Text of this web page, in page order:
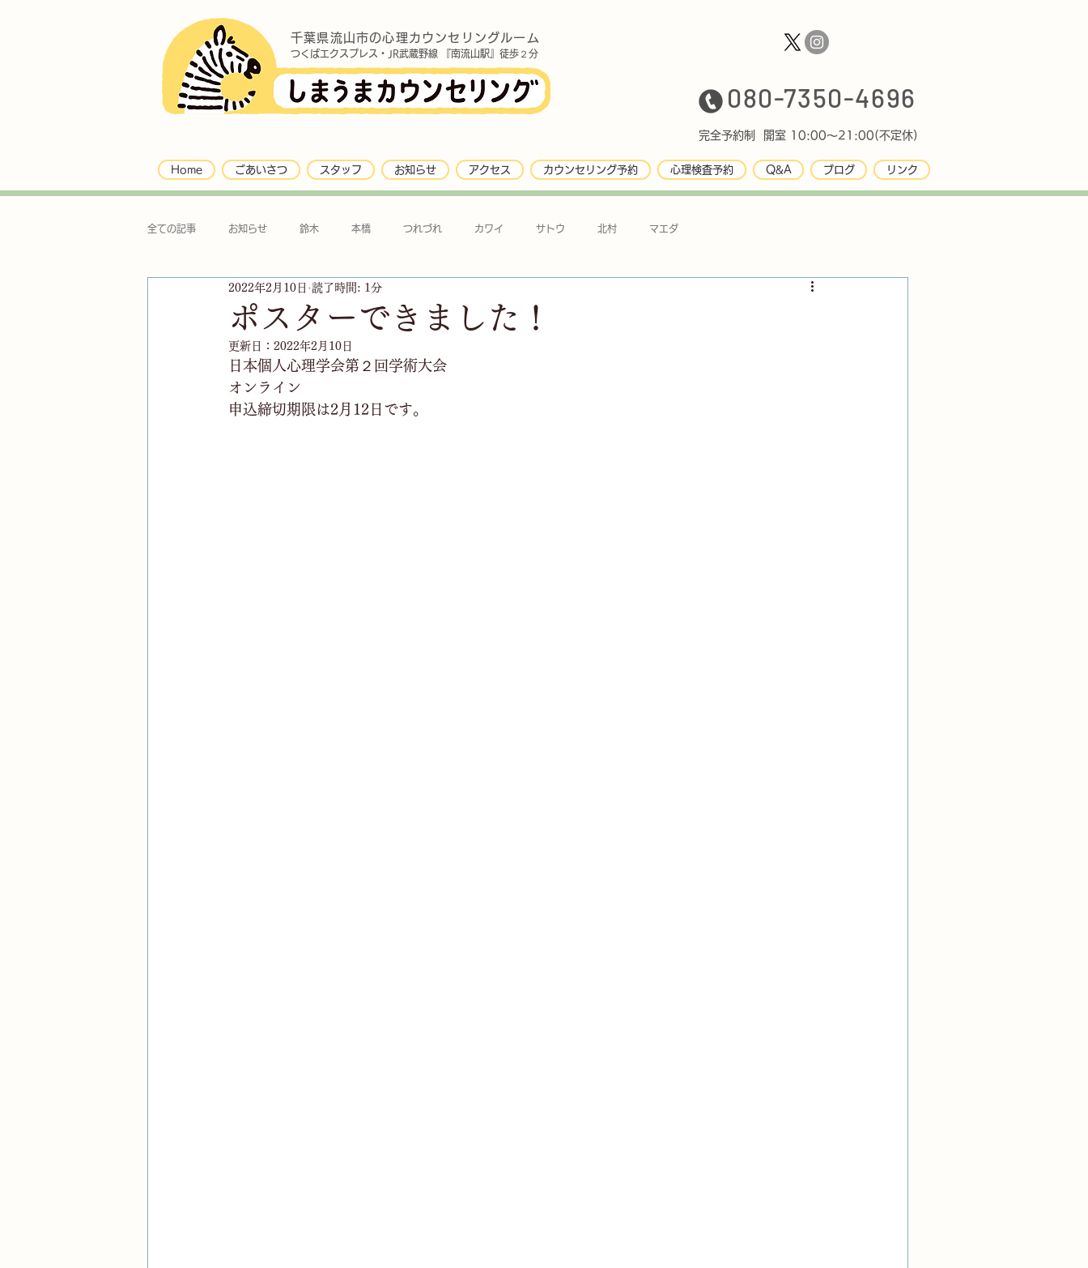
千葉県流山市の心理カウンセリングルーム
つくばエクスプレス・JR武蔵野線 『南流山駅』徒歩２分
080-7350-4696
完全予約制 開室 10:00〜21:00(不定休)
Home ごあいさつ スタッフ お知らせ アクセス カウンセリング予約 心理検査予約 Q&A ブログ リンク
全ての記事 お知らせ 鈴木 本橋 つれづれ カワイ サトウ 北村 マエダ
ポスターできました！
2022年2月10日 読了時間: 1分
更新日： 2022年2月10日
日本個人心理学会第２回学術大会
オンライン
申込締切期限は2月12日です。